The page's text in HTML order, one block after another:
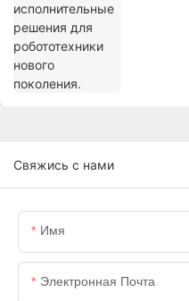
Свяжись с нами
Имя
Электронная Почта